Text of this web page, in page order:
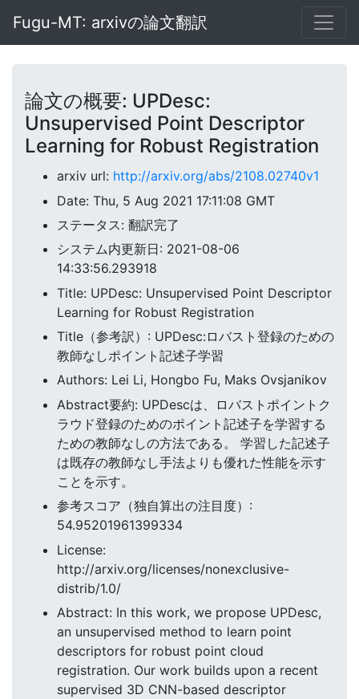
Fugu-MT: arxivの論文翻訳
論文の概要: UPDesc:
Unsupervised Point Descriptor
Learning for Robust Registration
arxiv url: http://arxiv.org/abs/2108.02740v1
Date: Thu, 5 Aug 2021 17:11:08 GMT
ステータス: 翻訳完了
システム内更新日: 2021-08-06
14:33:56.293918
Title: UPDesc: Unsupervised Point Descriptor
Learning for Robust Registration
Title（参考訳）: UPDesc:ロバスト登録のための
教師なしポイント記述子学習
Authors: Lei Li, Hongbo Fu, Maks Ovsjanikov
Abstract要約: UPDescは、ロバストポイントク
ラウド登録のためのポイント記述子を学習する
ための教師なしの方法である。 学習した記述子
は既存の教師なし手法よりも優れた性能を示す
ことを示す。
参考スコア（独自算出の注目度）:
54.95201961399334
License:
http://arxiv.org/licenses/nonexclusive-
distrib/1.0/
Abstract: In this work, we propose UPDesc,
an unsupervised method to learn point
descriptors for robust point cloud
registration. Our work builds upon a recent
supervised 3D CNN-based descriptor